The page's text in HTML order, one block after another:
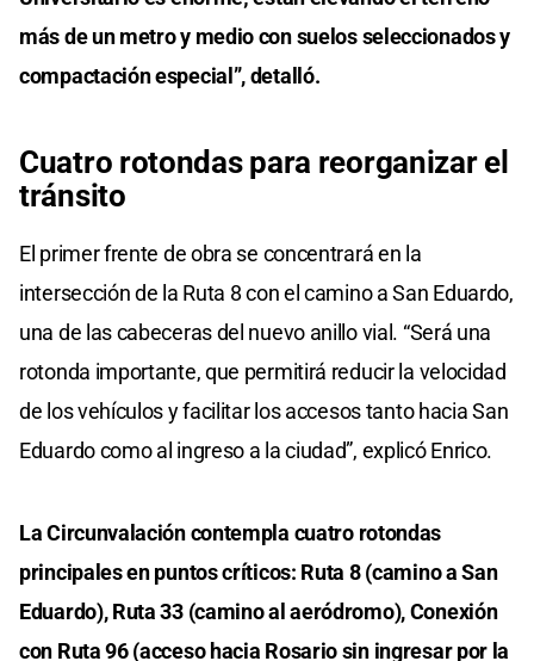
más de un metro y medio con suelos seleccionados y
compactación especial”, detalló.
Cuatro rotondas para reorganizar el
tránsito
El primer frente de obra se concentrará en la
intersección de la Ruta 8 con el camino a San Eduardo,
una de las cabeceras del nuevo anillo vial. “Será una
rotonda importante, que permitirá reducir la velocidad
de los vehículos y facilitar los accesos tanto hacia San
Eduardo como al ingreso a la ciudad”, explicó Enrico.
La Circunvalación contempla cuatro rotondas
principales en puntos críticos: Ruta 8 (camino a San
Eduardo), Ruta 33 (camino al aeródromo), Conexión
con Ruta 96 (acceso hacia Rosario sin ingresar por la